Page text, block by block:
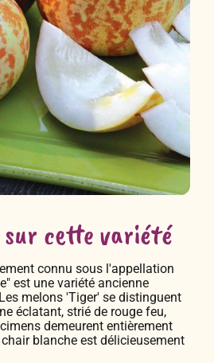
cette variété
connu sous l'appellation
est une variété ancienne
melons 'Tiger' se distinguent
éclatant, strié de rouge feu,
demeurent entièrement
blanche est délicieusement